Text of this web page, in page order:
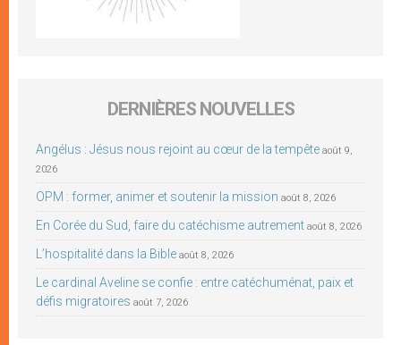
DERNIÈRES NOUVELLES
Angélus : Jésus nous rejoint au cœur de la tempête août 9,
2026
OPM : former, animer et soutenir la mission août 8, 2026
En Corée du Sud, faire du catéchisme autrement août 8, 2026
L’hospitalité dans la Bible août 8, 2026
Le cardinal Aveline se confie : entre catéchuménat, paix et
défis migratoires août 7, 2026